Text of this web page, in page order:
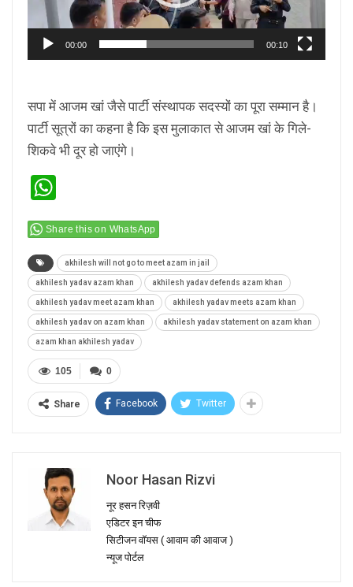
00:00 00:10
सपा में आजम खां जैसे पार्टी संस्थापक सदस्यों का पूरा सम्मान है।
पार्टी सूत्रों का कहना है कि इस मुलाकात से आजम खां के गिले-
शिकवे भी दूर हो जाएंगे।
Share this on WhatsApp
akhilesh will not go to meet azam in jail
akhilesh yadav azam khan akhilesh yadav defends azam khan
akhilesh yadav meet azam khan akhilesh yadav meets azam khan
akhilesh yadav on azam khan akhilesh yadav statement on azam khan
azam khan akhilesh yadav
0
105
Share Facebook Twitter
Noor Hasan Rizvi
नूर हसन रिज़वी
एडिटर इन चीफ
सिटीजन वॉयस ( आवाम की आवाज )
न्यूज पोर्टल